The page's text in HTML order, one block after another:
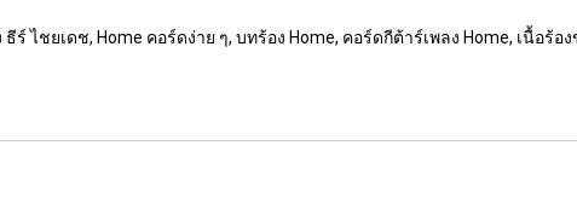
ร์ ไชยเดช, Home คอร์ดง่าย ๆ, บทร้อง Home, คอร์ดกีต้าร์เพลง Home, เนื้อร้อง